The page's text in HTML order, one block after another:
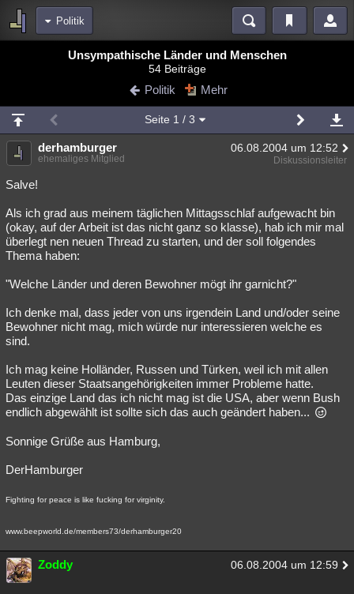
Politik
Blogs
Chat Wiki Neuigkeiten
meine Rubriken
Menschen Wissenschaft Mystery Kriminalfälle
Spiritualität
Natur Umfragen Unterhaltung
weitere Rubriken
Philosophie
Astronomie Helpdesk Gruppen Gaming Filme
Musik Clash Verbesserungen Allmystery English
Übersichten
Besucht Teilgenommen Alle Neue Geschlossen
Lesenswert Schlüsselwörter
Unsympathische Länder und Menschen
54 Beiträge
Politik Mehr
Seite 1 / 3
derhamburger 06.08.2004 um 12:52
ehemaliges Mitglied Diskussionsleiter
Salve!
Als ich grad aus meinem täglichen Mittagsschlaf aufgewacht bin
(okay, auf der Arbeit ist das nicht ganz so klasse), hab ich mir mal
überlegt nen neuen Thread zu starten, und der soll folgendes
Thema haben:
"Welche Länder und deren Bewohner mögt ihr garnicht?"
Ich denke mal, dass jeder von uns irgendein Land und/oder seine
Bewohner nicht mag, mich würde nur interessieren welche es
sind.
Ich mag keine Holländer, Russen und Türken, weil ich mit allen
Leuten dieser Staatsangehörigkeiten immer Probleme hatte.
Das einzige Land das ich nicht mag ist die USA, aber wenn Bush
endlich abgewählt ist sollte sich das auch geändert haben...
Sonnige Grüße aus Hamburg,
DerHamburger
Fighting for peace is like fucking for virginity.
www.beepworld.de/members73/derhamburger20
Zoddy 06.08.2004 um 12:59